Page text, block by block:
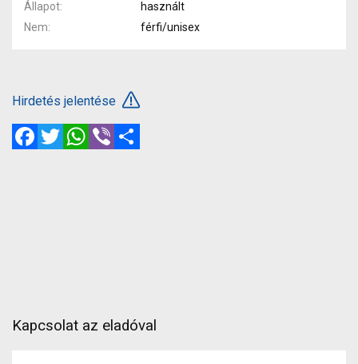
Állapot
használt
Nem
férfi/unisex
Hirdetés jelentése
FacebookTwitterWhatsApp
Viber
Kapcsolat az eladóval